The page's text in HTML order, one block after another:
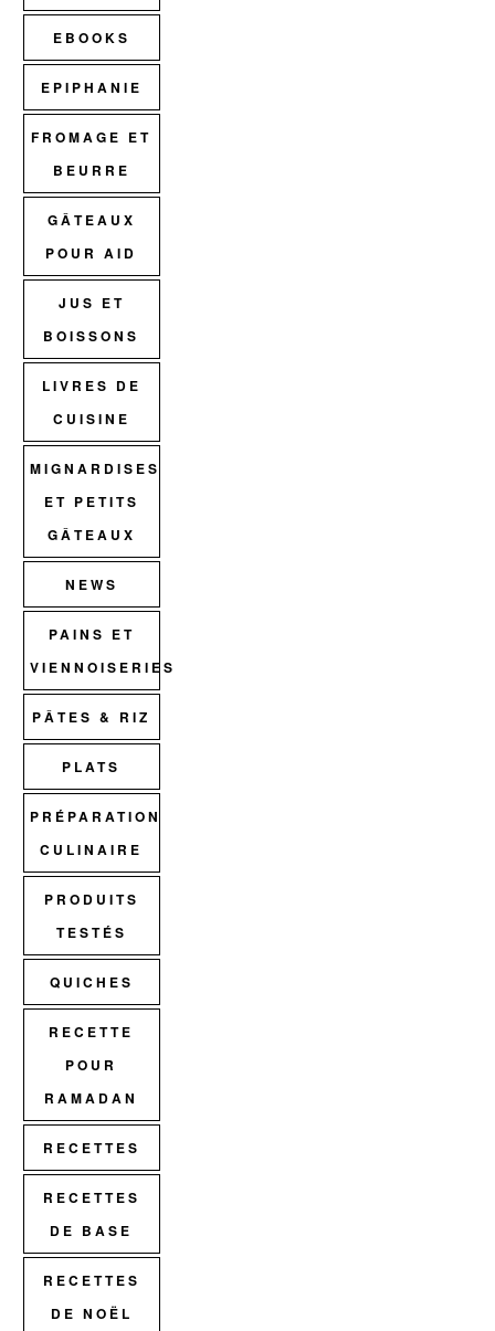
EBOOKS
EPIPHANIE
FROMAGE ET
BEURRE
GÂTEAUX
POUR AID
JUS ET
BOISSONS
LIVRES DE
CUISINE
MIGNARDISES
ET PETITS
GÂTEAUX
NEWS
PAINS ET
VIENNOISERIES
PÂTES & RIZ
PLATS
PRÉPARATION
CULINAIRE
PRODUITS
TESTÉS
QUICHES
RECETTE
POUR
RAMADAN
RECETTES
RECETTES
DE BASE
RECETTES
DE NOËL